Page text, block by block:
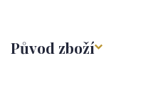
Původ zboží